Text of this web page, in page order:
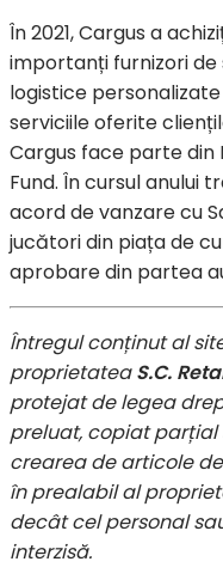
În 2021, Cargus a
importanți furnizori de
logistice
serviciile oferite
Cargus face parte din
Fund. În cursul anului
acord de vanzare cu
jucători din piața de
aprobare din partea
Întregul conținut al
proprietateaS.C.
protejat de legea
preluat, copiat parțial
crearea de articole
în prealabil al
decât cel personal
interzisă.